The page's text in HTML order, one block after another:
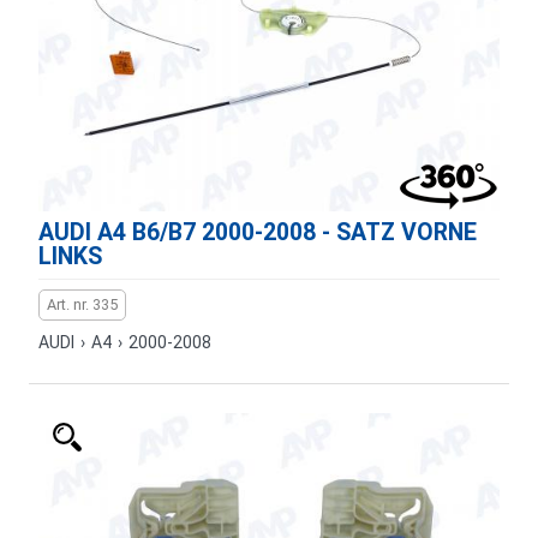
AUDI A4 B6/B7 2000-2008 - SATZ VORNE
LINKS
Art. nr. 335
AUDI › A4 › 2000-2008